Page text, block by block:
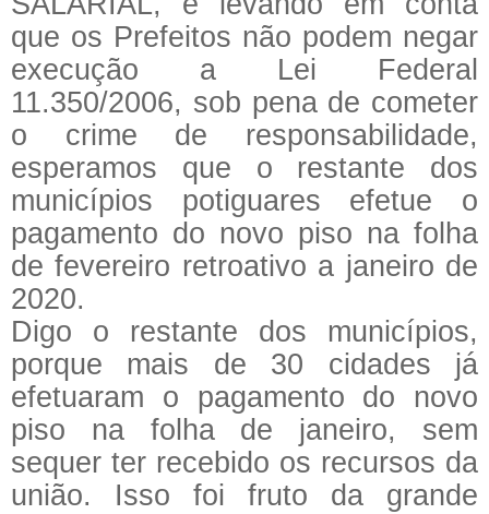
que os Prefeitos não podem negar
execução a Lei Federal
11.350/2006, sob pena de cometer
o crime de responsabilidade,
esperamos que o restante dos
municípios potiguares efetue o
pagamento do novo piso na folha
de fevereiro retroativo a janeiro de
2020.
Digo o restante dos municípios,
porque mais de 30 cidades já
efetuaram o pagamento do novo
piso na folha de janeiro, sem
sequer ter recebido os recursos da
união. Isso foi fruto da grande